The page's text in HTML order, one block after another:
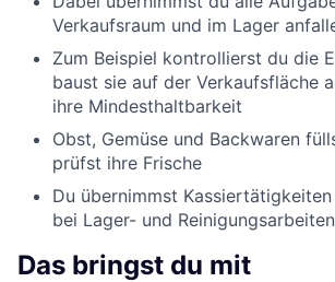
Verkaufsraum und im Lager
Zum Beispiel kontrollierst du die
baust sie auf der Verkaufsfläche
ihre Mindesthaltbarkeit
Obst, Gemüse und Backwaren
prüfst ihre Frische
Du übernimmst
bei Lager- und Reinigungsarbeiten
Das bringst du mit